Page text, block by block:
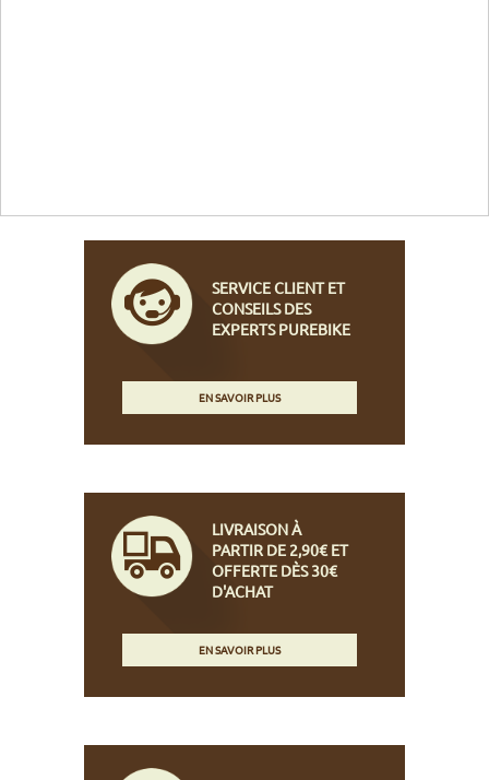
SERVICE CLIENT ET
CONSEILS DES
EXPERTS PUREBIKE
EN SAVOIR PLUS
LIVRAISON À
PARTIR DE 2,90€ ET
OFFERTE DÈS 30€
D'ACHAT
EN SAVOIR PLUS